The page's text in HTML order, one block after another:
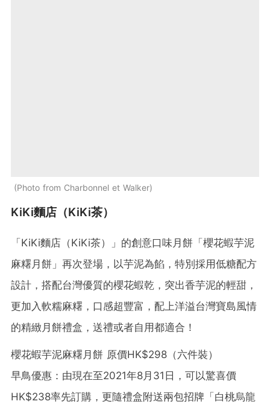
Photo from Charbonnel et Walker
KiKi麵店（KiKi茶）
「KiKi麵店（KiKi茶）」的創意口味月餅「櫻花蝦芋泥
麻糬月餅」再次登場，以芋泥為餡，特別採用低糖配方
設計，搭配台灣優質的櫻花蝦乾，突出香芋泥的輕甜，
更加入軟糯麻糬，口感超豐富，配上洋溢台灣寶島風情
的精緻月餅禮盒，送禮或者自用都適合！
櫻花蝦芋泥麻糬月餅 原價HK$298（六件裝）
早鳥優惠：由現在至2021年8月31日，可以驚喜價
HK$238率先訂購，更隨禮盒附送兩包招牌「白桃烏龍